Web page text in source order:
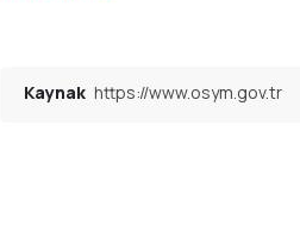
Kaynak https://www.osym.gov.tr